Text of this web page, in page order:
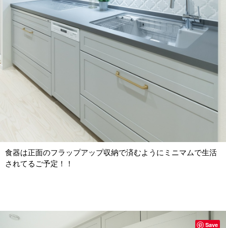
食器は正面のフラップアップ収納で済むようにミニマムで生活
されてるご予定！！
Save